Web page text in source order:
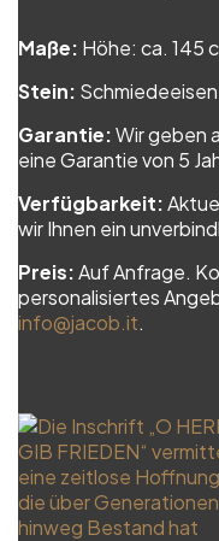
Maße: Höhe: ca. 145
Stein: Schmiedeeisen
Garantie:Wir geben
eine Garantie von 5
Verfügbarkeit:
wir Ihnen ein
Preis:Auf Anfrage.
personalisiertes
info@jacob.it.